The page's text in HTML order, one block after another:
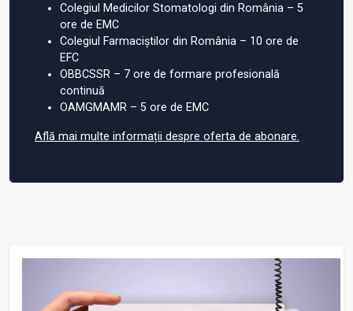
Colegiul Medicilor Stomatologi din România – 5
ore de EMC
Colegiul Farmaciștilor din România – 10 ore de
EFC
OBBCSSR – 7 ore de formare profesională
continuă
OAMGMAMR – 5 ore de EMC
Află mai multe informații despre oferta de abonare.